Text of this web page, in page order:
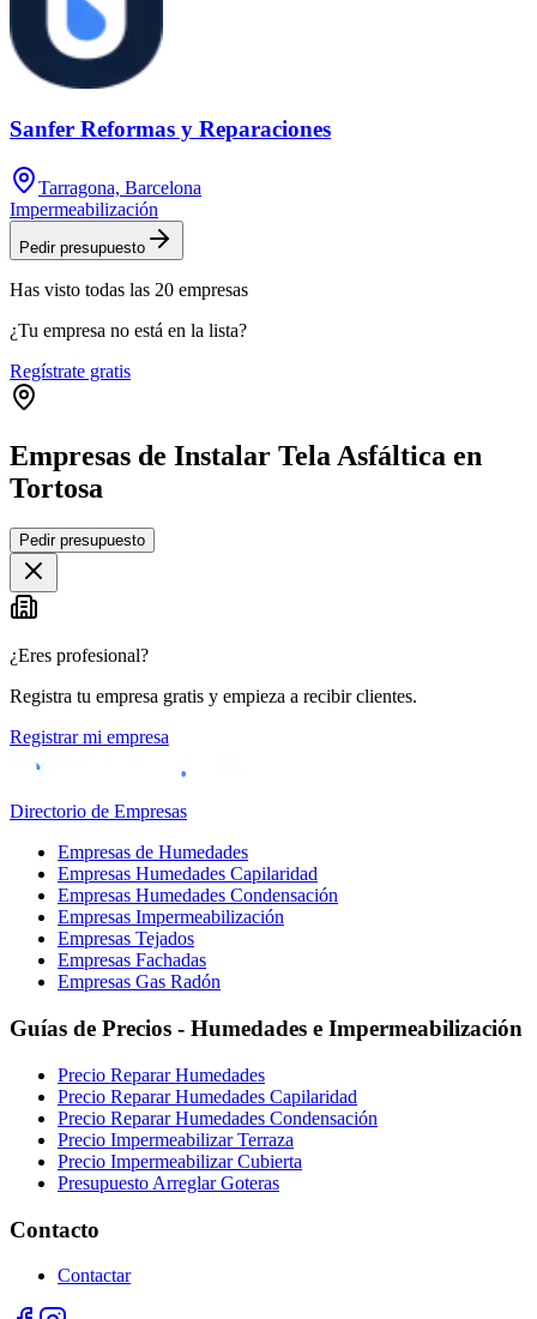
Sanfer Reformas y Reparaciones
Tarragona, Barcelona
Impermeabilización
Pedir presupuesto
Has visto todas las 20 empresas
¿Tu empresa no está en la lista?
Regístrate gratis
Empresas de Instalar Tela Asfáltica en
Tortosa
+
−
Pedir presupuesto
¿Eres profesional?
Registra tu empresa gratis y empieza a recibir clientes.
Registrar mi empresa
Directorio de Empresas
Empresas de Humedades
Empresas Humedades Capilaridad
Empresas Humedades Condensación
Empresas Impermeabilización
Empresas Tejados
Empresas Fachadas
Empresas Gas Radón
Guías de Precios - Humedades e Impermeabilización
Precio Reparar Humedades
Precio Reparar Humedades Capilaridad
Precio Reparar Humedades Condensación
Precio Impermeabilizar Terraza
Precio Impermeabilizar Cubierta
Presupuesto Arreglar Goteras
Contacto
Contactar